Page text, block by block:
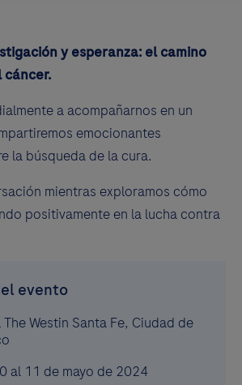
y esperanza: el camino
a acompañarnos en un
emocionantes
la búsqueda de la cura.
mientras exploramos cómo
positivamente en la lucha contra
evento
Westin Santa Fe, Ciudad de
al 11 de mayo de 2024